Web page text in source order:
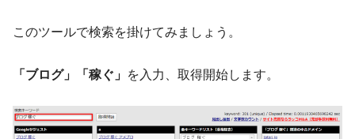
このツールで検索を掛けてみましょう。
「ブログ」「稼ぐ」 を入力、取得開始します。